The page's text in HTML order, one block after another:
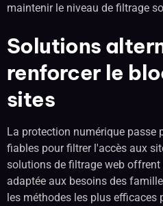
maintenir le niveau de filtrage
Solutions
renforcer le
sites
La protection numérique passe
fiables pour filtrer l'accès aux
solutions de filtrage web offrent
adaptée aux besoins des
les méthodes les plus efficaces